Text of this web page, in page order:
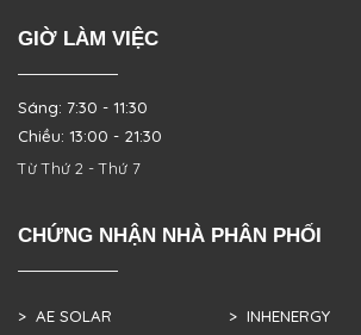
GIỜ LÀM VIỆC
Sáng: 7:30 - 11:30
Chiều: 13:00 - 21:30
Từ Thứ 2 - Thứ 7
CHỨNG NHẬN NHÀ PHÂN PHỐI
> AE SOLAR
> INHENERGY